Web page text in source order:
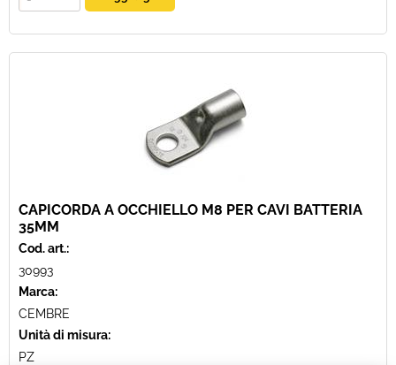
CAPICORDA A OCCHIELLO M8 PER CAVI BATTERIA
35MM
Cod. art.:
30993
Marca:
CEMBRE
Unità di misura:
PZ